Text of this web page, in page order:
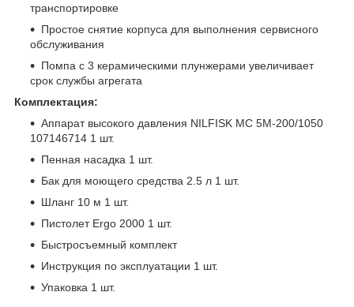
транспортировке
Простое снятие корпуса для выполнения сервисного
обслуживания
Помпа с 3 керамическими плунжерами увеличивает
срок службы агрегата
Комплектация:
Аппарат высокого давления NILFISK MC 5M-200/1050
107146714 1 шт.
Пенная насадка 1 шт.
Бак для моющего средства 2.5 л 1 шт.
Шланг 10 м 1 шт.
Пистолет Ergo 2000 1 шт.
Быстросъемный комплект
Инструкция по эксплуатации 1 шт.
Упаковка 1 шт.